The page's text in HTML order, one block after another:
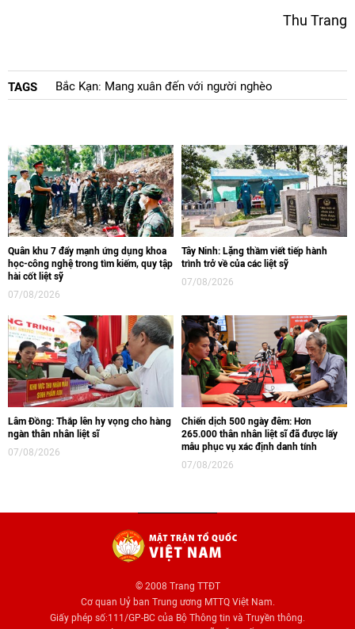
Thu Trang
TAGS Bắc Kạn: Mang xuân đến với người nghèo
Quân khu 7 đẩy mạnh ứng dụng khoa
học-công nghệ trong tìm kiếm, quy tập
hài cốt liệt sỹ
07/08/2026
Tây Ninh: Lặng thầm viết tiếp hành
trình trở về của các liệt sỹ
07/08/2026
Lâm Đồng: Thắp lên hy vọng cho hàng
ngàn thân nhân liệt sĩ
07/08/2026
Chiến dịch 500 ngày đêm: Hơn
265.000 thân nhân liệt sĩ đã được lấy
mẫu phục vụ xác định danh tính
07/08/2026
© 2008 Trang TTĐT
Cơ quan Uỷ ban Trung ương MTTQ Việt Nam.
Giấy phép số:111/GP-BC của Bộ Thông tin và Truyền thông.